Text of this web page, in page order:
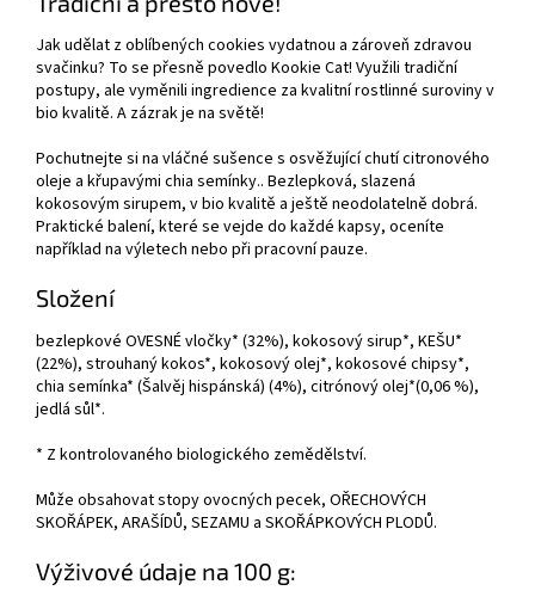
Jak udělat z oblíbených cookies vydatnou a zároveň zdravou
svačinku? To se přesně povedlo Kookie Cat! Využili tradiční
postupy, ale vyměnili ingredience za kvalitní rostlinné suroviny v
bio kvalitě. A zázrak je na světě!
Pochutnejte si na vláčné sušence s osvěžující chutí citronového
oleje a křupavými chia semínky.. Bezlepková, slazená
kokosovým sirupem, v bio kvalitě a ještě neodolatelně dobrá.
Praktické balení, které se vejde do každé kapsy, oceníte
například na výletech nebo při pracovní pauze.
Složení
bezlepkové OVESNÉ vločky* (32%), kokosový sirup*, KEŠU*
(22%), strouhaný kokos*, kokosový olej*, kokosové chipsy*,
chia semínka* (Šalvěj hispánská) (4%), citrónový olej*(0,06 %),
jedlá sůl*.
* Z kontrolovaného biologického zemědělství.
Může obsahovat stopy ovocných pecek, OŘECHOVÝCH
SKOŘÁPEK, ARAŠÍDŮ, SEZAMU a SKOŘÁPKOVÝCH PLODŮ.
Výživové údaje na 100 g: